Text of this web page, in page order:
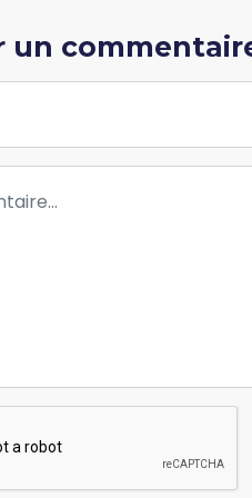
un